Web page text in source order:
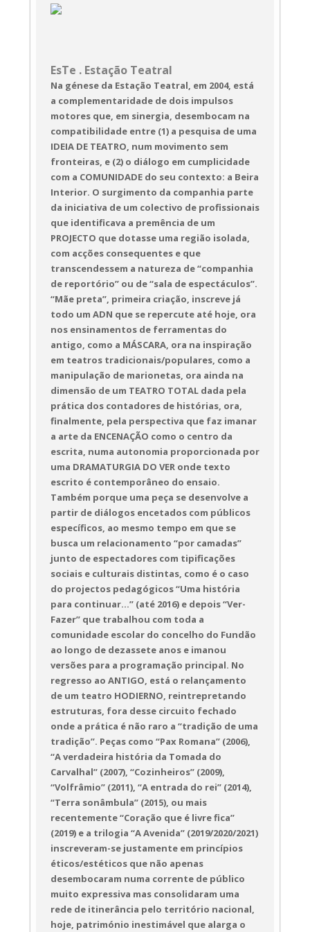
Estácio | Espaço Cénico: Criação coletiva |
Desenho e operação de luz: Pedro Fino |
| Direção de Produção: Alexandre Barata
2+2=5
A partir de "1984" de George
Orwell)
ESTE - Estação Teatral
5 a 15 de outubro
Auditório da Moagem - Fundão
Qui. a sáb. às 21h30
Dom. às 17h00
Duração: 01h00  Faixa Etária:
M/14
EsTe . Estação Teatral
Na génese da Estação Teatral, em 2004, está
a complementaridade de dois impulsos
motores que, em sinergia, desembocam na
compatibilidade entre (1) a pesquisa de uma
IDEIA DE TEATRO, num movimento sem
fronteiras, e (2) o diálogo em cumplicidade
com a COMUNIDADE do seu contexto: a Beira
Interior. O surgimento da companhia parte
da iniciativa de um colectivo de profissionais
que identificava a premência de um
PROJECTO que dotasse uma região isolada,
com acções consequentes e que
transcendessem a natureza de “companhia
de reportório” ou de “sala de espectáculos”.
“Mãe preta”, primeira criação, inscreve já
todo um ADN que se repercute até hoje, ora
nos ensinamentos de ferramentas do
antigo, como a MÁSCARA, ora na inspiração
em teatros tradicionais/populares, como a
manipulação de marionetas, ora ainda na
dimensão de um TEATRO TOTAL dada pela
prática dos contadores de histórias, ora,
finalmente, pela perspectiva que faz imanar
a arte da ENCENAÇÃO como o centro da
escrita, numa autonomia proporcionada por
uma DRAMATURGIA DO VER onde texto
escrito é contemporâneo do ensaio.
Também porque uma peça se desenvolve a
partir de diálogos encetados com públicos
específicos, ao mesmo tempo em que se
busca um relacionamento “por camadas”
junto de espectadores com tipificações
sociais e culturais distintas, como é o caso
do projectos pedagógicos “Uma história
para continuar...” (até 2016) e depois “Ver-
Fazer” que trabalhou com toda a
comunidade escolar do concelho do Fundão
ao longo de dezassete anos e imanou
versões para a programação principal. No
regresso ao ANTIGO, está o relançamento
de um teatro HODIERNO, reintrepretando
estruturas, fora desse circuito fechado
onde a prática é não raro a “tradição de uma
tradição”. Peças como “Pax Romana” (2006),
“A verdadeira história da Tomada do
Carvalhal” (2007), “Cozinheiros” (2009),
“Volfrâmio” (2011), “A entrada do rei” (2014),
“Terra sonâmbula” (2015), ou mais
recentemente “Coração que é livre fica”
(2019) e a trilogia “A Avenida” (2019/2020/2021)
inscreveram-se justamente em princípios
éticos/estéticos que não apenas
desembocaram numa corrente de público
muito expressiva mas consolidaram uma
rede de itinerância pelo território nacional,
hoje, património inestimável que alarga o